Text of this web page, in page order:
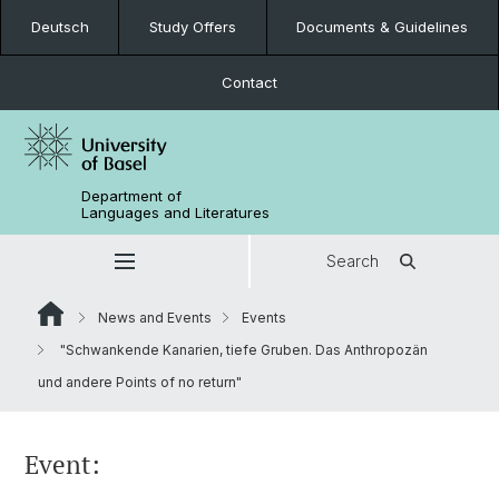
Deutsch Study Offers Documents & Guidelines
Contact
Department of
Languages and Literatures
Search
News and Events
Events
"Schwankende Kanarien, tiefe Gruben. Das Anthropozän
und andere Points of no return"
Event: